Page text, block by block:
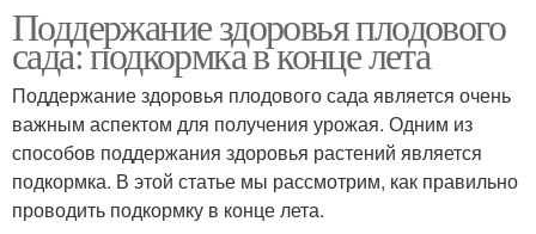
Поддержание здоровья плодового
сада: подкормка в конце лета
Поддержание здоровья плодового сада является очень
важным аспектом для получения урожая. Одним из
способов поддержания здоровья растений является
подкормка. В этой статье мы рассмотрим, как правильно
проводить подкормку в конце лета.